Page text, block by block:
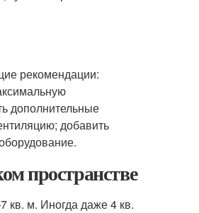
рекомендации:
дополнительные
добавить
пространстве
кв. м. Иногда даже 4 кв.